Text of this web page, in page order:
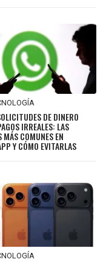
DE DINERO
IRREALES: LAS
MÁS COMUNES EN
Y CÓMO EVITARLAS